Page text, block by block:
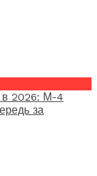
в 2026: М-4
за